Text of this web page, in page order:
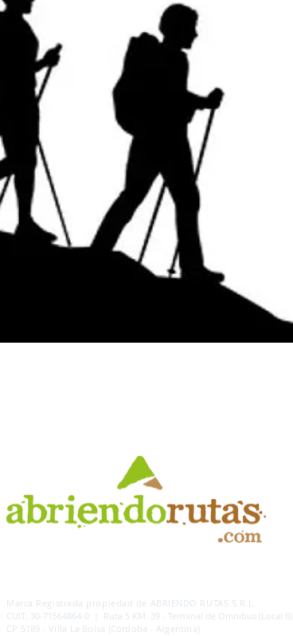
Marca Registrada propiedad de ABRIENDO RUTAS S.R.L.
CUIT: 30-71564864-0 | Ruta 5 KM. 39 - Terminal de Omnibus (Local 6)
CP 5189 - Villa La Bolsa (Córdoba - Argentina)